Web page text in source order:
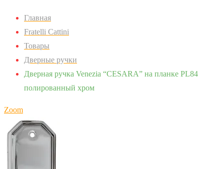
Главная
Fratelli Cattini
Товары
Дверные ручки
Дверная ручка Venezia “CESARA” на планке PL84
полированный хром
Zoom